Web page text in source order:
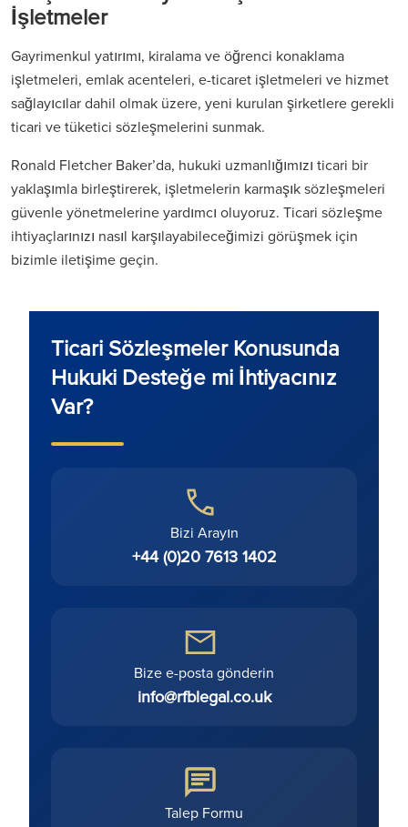
İşletmeler
Gayrimenkul yatırımı, kiralama ve öğrenci konaklama
işletmeleri, emlak acenteleri, e-ticaret işletmeleri ve hizmet
sağlayıcılar dahil olmak üzere, yeni kurulan şirketlere gerekli
ticari ve tüketici sözleşmelerini sunmak.
Ronald Fletcher Baker’da, hukuki uzmanlığımızı ticari bir
yaklaşımla birleştirerek, işletmelerin karmaşık sözleşmeleri
güvenle yönetmelerine yardımcı oluyoruz. Ticari sözleşme
ihtiyaçlarınızı nasıl karşılayabileceğimizi görüşmek için
bizimle iletişime geçin.
Ticari Sözleşmeler Konusunda
Hukuki Desteğe mi İhtiyacınız
Var?
Bizi Arayın
+44 (0)20 7613 1402
Bize e-posta gönderin
info@rfblegal.co.uk
Talep Formu